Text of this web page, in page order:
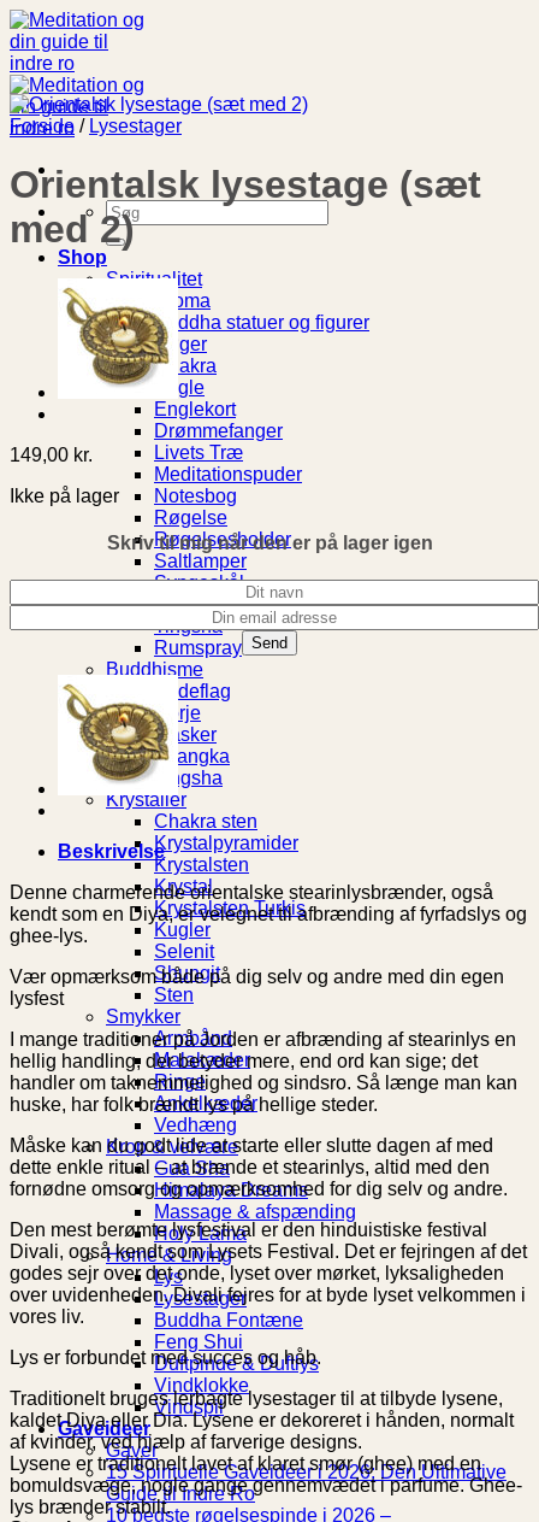
Fortsæt
til
indhold
Søg
efter:
Shop
Spiritualitet
Aroma
Buddha statuer og figurer
Bøger
Chakra
Engle
Englekort
Drømmefanger
Livets Træ
Meditationspuder
Notesbog
Røgelse
Røgelsesholder
Saltlamper
Syngeskål
Palo Santo
Tingsha
Rumspray
Buddhisme
Bedeflag
Dorje
Masker
Thangka
Tingsha
Krystaller
Chakra sten
Krystalpyramider
Krystalsten
Krystal
Krystalsten Turkis
Kugler
Selenit
Shungit
Sten
Smykker
Armbånd
Malakæder
Ringe
Ankelkæder
Vedhæng
Krop & velvære
Gua Sha
Himalaya Dreams
Massage & afspænding
Holy Lama
Home & Living
Lys
Lysestager
Buddha Fontæne
Feng Shui
Duftpinde & Duftlys
Vindklokke
Vindspil
Gaveideer
Gaver
15 Spirituelle Gaveideer i 2026: Den Ultimative
Guide til Indre Ro
10 bedste røgelsespinde i 2026 –
Forside / Lysestager
Orientalsk lysestage (sæt
med 2)
149,00 kr.
Ikke på lager
Skriv til mig når den er på lager igen
Beskrivelse
Denne charmerende orientalske stearinlysbrænder, også
kendt som en Diya, er velegnet til afbrænding af fyrfadslys og
ghee-lys.
Vær opmærksom både på dig selv og andre med din egen
lysfest
I mange traditioner på Jorden er afbrænding af stearinlys en
hellig handling, der betyder mere, end ord kan sige; det
handler om taknemmelighed og sindsro. Så længe man kan
huske, har folk brændt lys på hellige steder.
Måske kan du godt lide at starte eller slutte dagen af ​​med
dette enkle ritual – at brænde et stearinlys, altid med den
fornødne omsorg og opmærksomhed for dig selv og andre.
Den mest berømte lysfestival er den hinduistiske festival
Divali, også kendt som Lysets Festival. Det er fejringen af ​​det
godes sejr over det onde, lyset over mørket, lyksaligheden
over uvidenheden. Divali fejres for at byde lyset velkommen i
vores liv.
Lys er forbundet med succes og håb.
Traditionelt bruges lerbagte lysestager til at tilbyde lysene,
kaldet Diya eller Dia. Lysene er dekoreret i hånden, normalt
af kvinder, ved hjælp af farverige designs.
Lysene er traditionelt lavet af klaret smør (ghee) med en
bomuldsvæge, nogle gange gennemvædet i parfume. Ghee-
lys brænder stabilt.